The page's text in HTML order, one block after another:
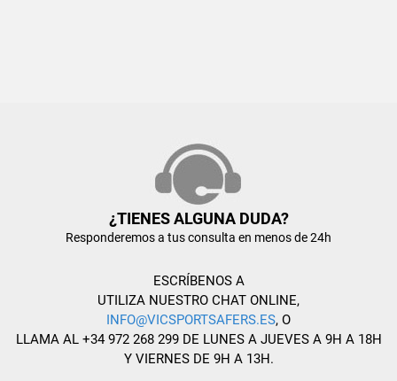
¿TIENES ALGUNA DUDA?
Responderemos a tus consulta en menos de 24h
ESCRÍBENOS A
UTILIZA NUESTRO CHAT ONLINE,
INFO@VICSPORTSAFERS.ES, O
LLAMA AL +34 972 268 299 DE LUNES A JUEVES A 9H A 18H
Y VIERNES DE 9H A 13H.